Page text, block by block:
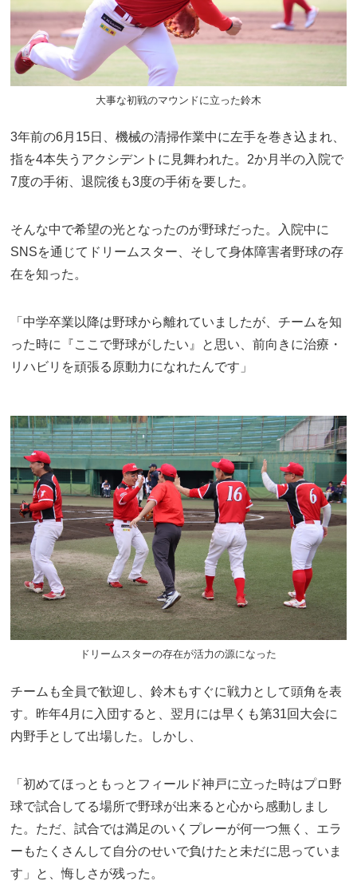
大事な初戦のマウンドに立った鈴木
3年前の6月15日、機械の清掃作業中に左手を巻き込まれ、
指を4本失うアクシデントに見舞われた。2か月半の入院で
7度の手術、退院後も3度の手術を要した。
そんな中で希望の光となったのが野球だった。入院中に
SNSを通じてドリームスター、そして身体障害者野球の存
在を知った。
「中学卒業以降は野球から離れていましたが、チームを知
った時に『ここで野球がしたい』と思い、前向きに治療・
リハビリを頑張る原動力になれたんです」
ドリームスターの存在が活力の源になった
チームも全員で歓迎し、鈴木もすぐに戦力として頭角を表
す。昨年4月に入団すると、翌月には早くも第31回大会に
内野手として出場した。しかし、
「初めてほっともっとフィールド神戸に立った時はプロ野
球で試合してる場所で野球が出来ると心から感動しまし
た。ただ、試合では満足のいくプレーが何一つ無く、エラ
ーもたくさんして自分のせいで負けたと未だに思っていま
す」と、悔しさが残った。